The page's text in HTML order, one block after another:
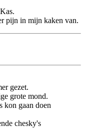
Kas.
kaken van.
gezet.
grote mond.
kon gaan doen
chesky's